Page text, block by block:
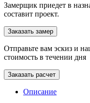
Замерщик приедет в
составит проект.
Заказать замер
Отправьте вам эскиз и
стоимость в течении дня
Заказать расчет
Описание